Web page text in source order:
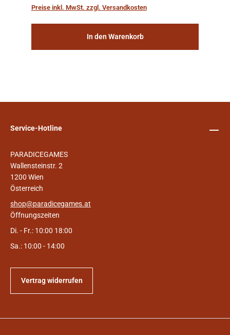
Preise inkl. MwSt. zzgl. Versandkosten
In den Warenkorb
Service-Hotline
PARADICEGAMES
Wallensteinstr. 2
1200 Wien
Österreich
shop@paradicegames.at
Öffnungszeiten
Di. - Fr.: 10:00 18:00
Sa.: 10:00 - 14:00
Vertrag widerrufen